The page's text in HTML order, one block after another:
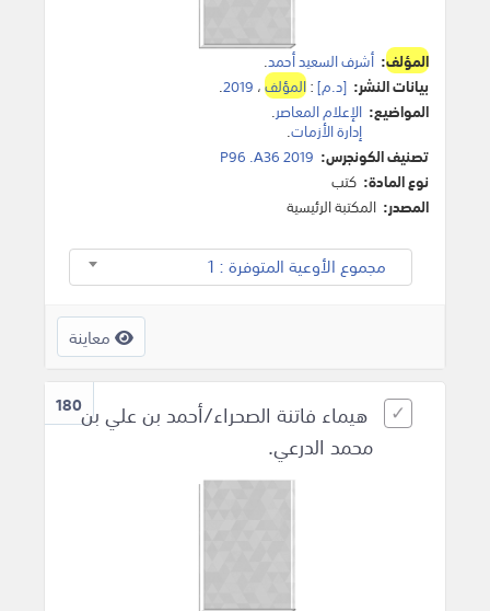
المؤلف: أشرف السعيد أحمد.
بيانات النشر: [د.م]:المؤلف، 2019
.
المواضيع: الإعلام المعاصر.
إدارة الأزمات.
تصنيف الكونجرس: P96 .A36 2019
نوع المادة: كتب
المصدر: المكتبة الرئيسية
مجموع الأوعية المتوفرة : 1
معاينة
180هيماء فاتنة الصحراء/أحمد بن علي بن
محمد الدرعي.